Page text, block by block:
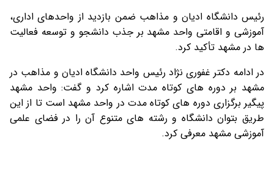
رئیس دانشگاه ادیان و مذاهب ضمن بازدید از واحدهای اداری،
آموزشی و اقامتی واحد مشهد بر جذب دانشجو و توسعه فعالیت
ها در مشهد تأکید کرد.
در ادامه دکتر غفوری نژاد رئیس واحد دانشگاه ادیان و مذاهب در
مشهد بر دوره های کوتاه مدت اشاره کرد و گفت: واحد مشهد
پیگیر برگزاری دوره های کوتاه مدت در واحد مشهد است تا از این
طریق بتوان دانشگاه و رشته های متنوع آن را در فضای علمی
آموزشی مشهد معرفی کرد.